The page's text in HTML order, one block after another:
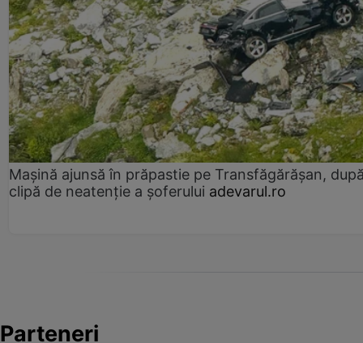
Mașină ajunsă în prăpastie pe Transfăgărășan,
clipă de neatenție a șoferului adevarul.ro
Parteneri